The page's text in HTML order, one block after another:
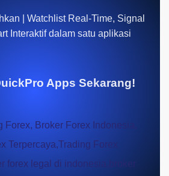
| Watchlist Real-Time, Signal
Interaktif dalam satu aplikasi
Apps Sekarang!